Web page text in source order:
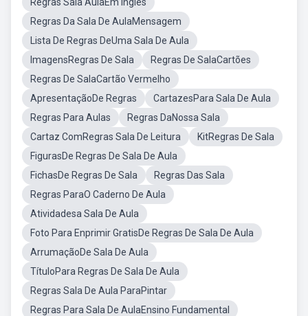
Regras Da Sala De AulaMensagem
Lista De Regras DeUma Sala De Aula
ImagensRegras De Sala
Regras De SalaCartões
Regras De SalaCartão Vermelho
ApresentaçãoDe Regras
CartazesPara Sala De Aula
Regras Para Aulas
Regras DaNossa Sala
Cartaz ComRegras Sala De Leitura
KitRegras De Sala
FigurasDe Regras De Sala De Aula
FichasDe Regras De Sala
Regras Das Sala
Regras ParaO Caderno De Aula
Atividadesa Sala De Aula
Foto Para Enprimir GratisDe Regras De Sala De Aula
ArrumaçãoDe Sala De Aula
TítuloPara Regras De Sala De Aula
Regras Sala De Aula ParaPintar
Regras Para Sala De AulaEnsino Fundamental